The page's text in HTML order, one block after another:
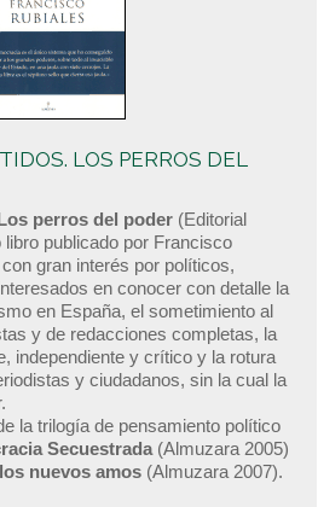
LOS PERROS DEL
perros del poder (Editorial
publicado por Francisco
gran interés por políticos,
en conocer con detalle la
en España, el sometimiento al
y de redacciones completas, la
independiente y crítico y la rotura
y ciudadanos, sin la cual la
la trilogía de pensamiento político
Secuestrada (Almuzara 2005)
nuevos amos (Almuzara 2007).